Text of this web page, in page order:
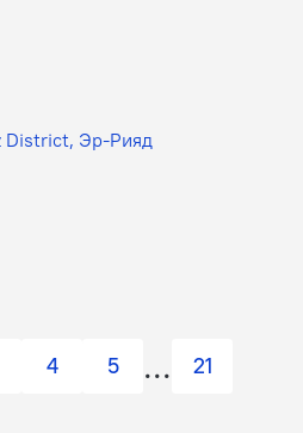
District, Эр-Рияд
4 5 21